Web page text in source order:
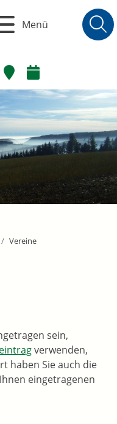
Menü
Vereine
sein,
verwenden,
haben Sie auch die
eingetragenen